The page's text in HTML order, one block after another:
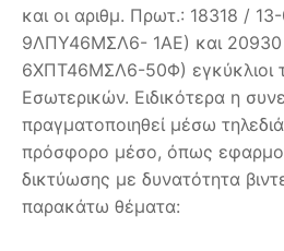
και οι αριθμ. Πρωτ.: 18318 /
9ΛΠΥ46ΜΣΛ6- 1ΑΕ) και
6ΧΠΤ46ΜΣΛ6-50Φ) εγκύκλιοι
Εσωτερικών. Ειδικότερα η
πραγματοποιηθεί μέσω
πρόσφορο μέσο, όπως
δικτύωσης με δυνατότητα
παρακάτω θέματα: